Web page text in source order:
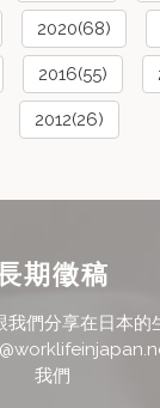
2020(68)
2016(55)
2012(26)
期徵稿
們分享在日本的
我們